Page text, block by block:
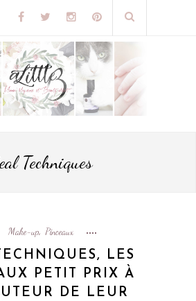
Techniques
Make-up, Pinceaux
LES
PETIT PRIX À
DE LEUR